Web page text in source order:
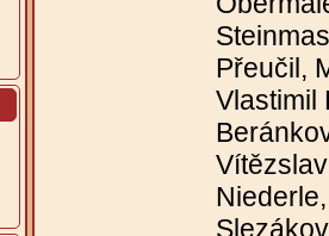
Přeučil,
Vlastimil